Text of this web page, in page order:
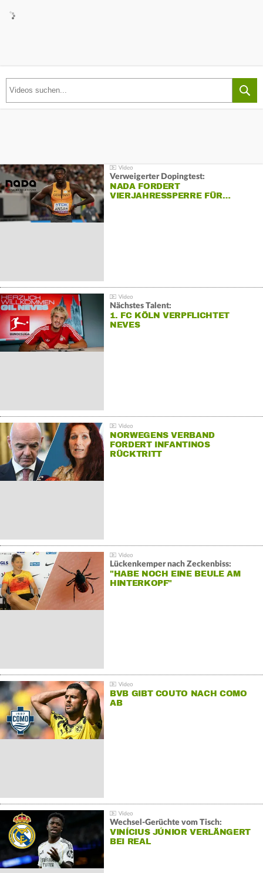
Verweigerter Dopingtest:
NADA FORDERT
VIERJAHRESSPERRE FÜR…
Nächstes Talent:
1. FC KÖLN VERPFLICHTET
NEVES
NORWEGENS VERBAND
FORDERT INFANTINOS
RÜCKTRITT
Lückenkemper nach Zeckenbiss:
"HABE NOCH EINE BEULE AM
HINTERKOPF"
BVB GIBT COUTO NACH COMO
AB
Wechsel-Gerüchte vom Tisch:
VINÍCIUS JÚNIOR VERLÄNGERT
BEI REAL